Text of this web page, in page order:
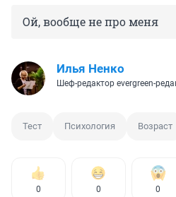
Ой, вообще не про меня
Илья Ненко
Шеф-редактор evergreen-
Тест Психология Возраст
0 0 0